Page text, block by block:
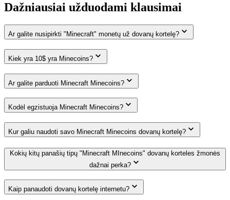
Dažniausiai užduodami klausimai
Ar galite nusipirkti "Minecraft" monetų už dovanų kortelę?
Kiek yra 10$ yra Minecoins?
Ar galite parduoti Minecraft Minecoins?
Kodėl egzistuoja Minecraft Minecoins?
Kur galiu naudoti savo Minecraft Minecoins dovanų kortelę?
Kokių kitų panašių tipų "Minecraft MInecoins" dovanų korteles žmonės
dažnai perka?
Kaip panaudoti dovanų kortelę internetu?